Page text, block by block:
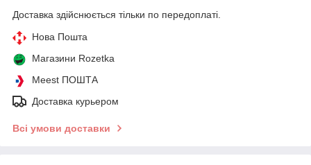
Доставка здійснюється тільки по передоплаті.
Нова Пошта
Магазини Rozetka
Meest ПОШТА
Доставка курьером
Всі умови доставки